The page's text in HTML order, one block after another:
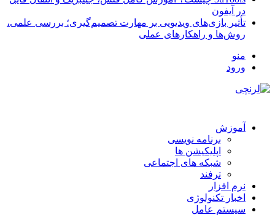
در آیفون
تأثیر بازی‌های ویدیویی بر مهارت تصمیم‌گیری؛ بررسی علمی،
روش‌ها و راهکارهای عملی
منو
ورود
آموزش
برنامه نویسی
اپلیکیشن ها
شبکه های اجتماعی
ترفند
نرم افزار
اخبار تکنولوژی
سیستم عامل